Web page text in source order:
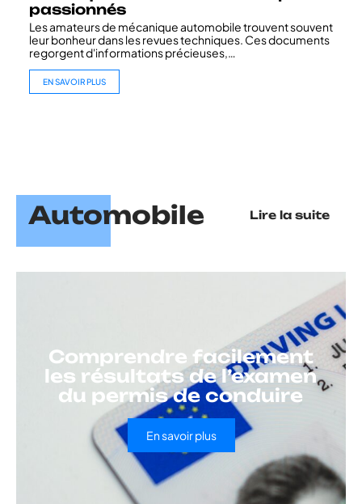
passionnés
Les amateurs de mécanique automobile trouvent souvent
leur bonheur dans les revues techniques. Ces documents
regorgent d'informations précieuses,
EN SAVOIR PLUS
Automobile Lire la suite
Comprendre facilement
les résultats de l’examen
du permis de conduire
En savoir plus